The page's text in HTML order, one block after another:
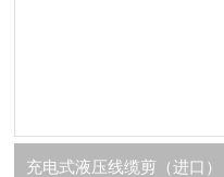
充电式液压线缆剪（进口）